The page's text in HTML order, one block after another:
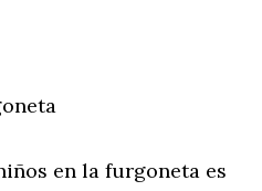
en la furgoneta es